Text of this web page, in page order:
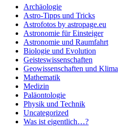
Archäologie
Astro-Tipps und Tricks
Astrofotos by astropage.eu
Astronomie für Einsteiger
Astronomie und Raumfahrt
Biologie und Evolution
Geisteswissenschaften
Geowissenschaften und Klima
Mathematik
Medizin
Paläontologie
Physik und Technik
Uncategorized
Was ist eigentlich…?